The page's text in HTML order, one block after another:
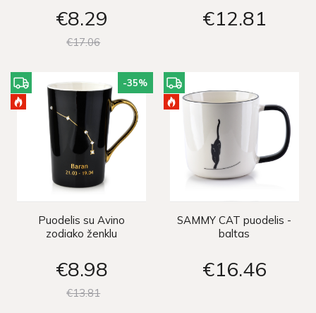
€8 29
€1706
€12 81
-35%
Puodelis su Avino
zodiako ženklu
€8 98
€1381
SAMMY CAT puodelis -
baltas
€16 46